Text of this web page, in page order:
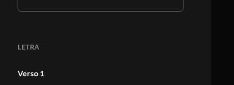
LETRA
Verso 1